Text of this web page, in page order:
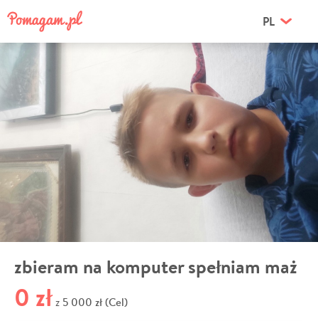
PL
zbieram na komputer spełniam maż
0 zł z 5 000 zł (Cel)